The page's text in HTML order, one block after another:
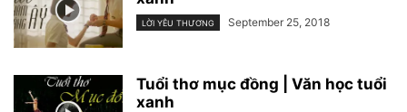
LỜI YÊU THƯƠNG September 25, 2018
Tuổi thơ mục đồng | Văn học tuổi
xanh